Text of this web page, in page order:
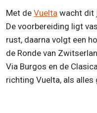
Met de Vuelta wacht dit
De voorbereiding ligt
rust, daarna volgt een
de Ronde van
Via Burgos en de
richting Vuelta, als alles